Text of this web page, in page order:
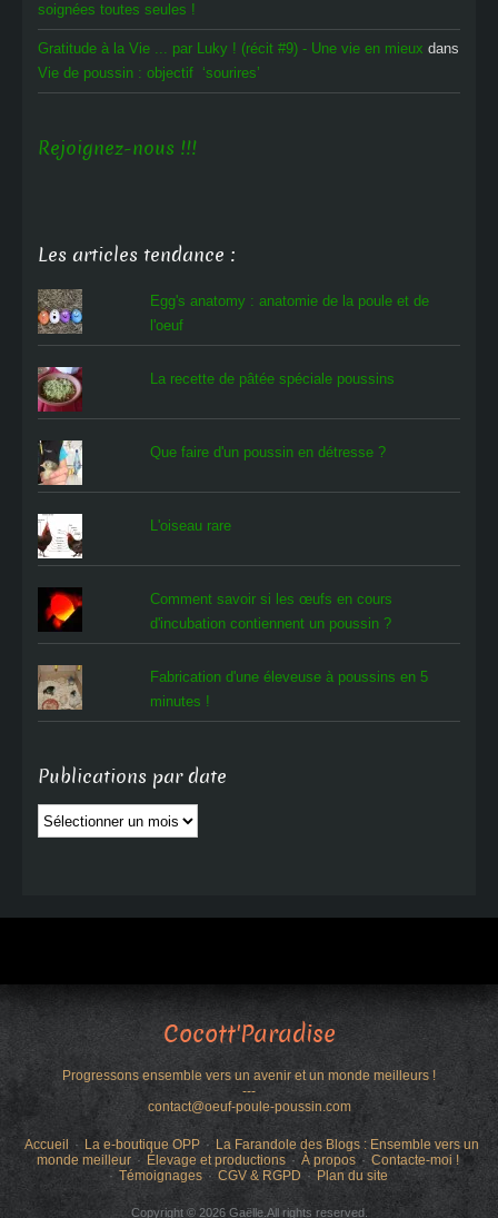
soignées toutes seules !
Gratitude à la Vie ... par Luky ! (récit #9) - Une vie en mieux dans
Vie de poussin : objectif ‘sourires’
Rejoignez-nous !!!
Les articles tendance :
Egg's anatomy : anatomie de la poule et de
l'oeuf
La recette de pâtée spéciale poussins
Que faire d'un poussin en détresse ?
L'oiseau rare
Comment savoir si les œufs en cours
d'incubation contiennent un poussin ?
Fabrication d'une éleveuse à poussins en 5
minutes !
Publications par date
Publications
par
Cocott'Paradise
Progressons ensemble vers un avenir et un monde meilleurs !
---
contact@oeuf-poule-poussin.com
Accueil La e-boutique OPP
La Farandole des Blogs : Ensemble vers un
monde meilleur
Élevage et productions À propos
Contacte-moi !
Témoignages
CGV & RGPD Plan du site
Copyright © 2026 Gaëlle.All rights reserved.